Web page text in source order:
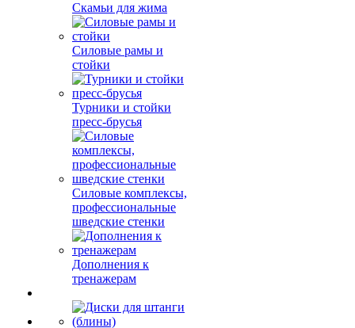
Скамьи для жима
Силовые рамы и
стойки
Турники и стойки
пресс-брусья
Силовые комплексы,
профессиональные
шведские стенки
Дополнения к
тренажерам